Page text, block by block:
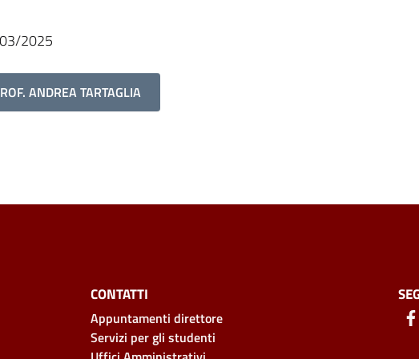
2025
ANDREA TARTAGLIA
CONTATTI
Appuntamenti direttore
Servizi per gli studenti